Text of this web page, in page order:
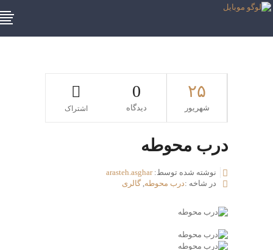
۲۵
شهریور
0
دیدگاه اشتراک
درب محوطه
نوشته شده توسط:arasteh.asghar
در شاخه :درب محوطه,گالری